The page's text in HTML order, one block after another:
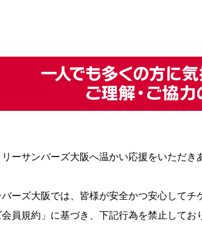
ーサンバーズ大阪へ温かい応援をいただき
ーズ大阪では、皆様が安全かつ安心して
員規約」に基づき、下記行為を禁止してお